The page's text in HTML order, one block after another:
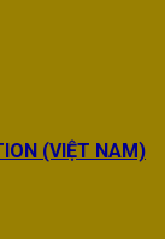
(VIỆT NAM)